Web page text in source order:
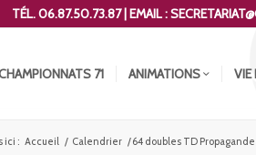
TÉL. 06.87.50.73.87 | EMAIL :
71 ANIMATIONS VIE
ici : Accueil / Calendrier /64 doubles TD